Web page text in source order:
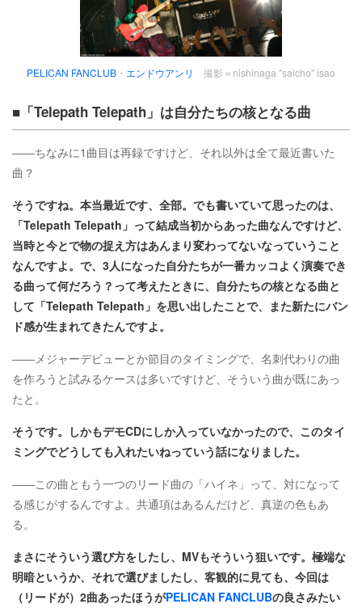
PELICAN FANCLUB ・ エンドウアンリ 撮影＝nishinaga "saicho" isao
■「Telepath Telepath」は自分たちの核となる曲
――ちなみに1曲目は再録ですけど、それ以外は全て最近書いた
曲？
そうですね。本当最近です、全部。でも書いていて思ったのは、
「Telepath Telepath」って結成当初からあった曲なんですけど、
当時と今とで物の捉え方はあんまり変わってないなっていうこと
なんですよ。で、3人になった自分たちが一番カッコよく演奏でき
る曲って何だろう？って考えたときに、自分たちの核となる曲と
して「Telepath Telepath」を思い出したことで、また新たにバン
ド感が生まれてきたんですよ。
――メジャーデビューとか節目のタイミングで、名刺代わりの曲
を作ろうと試みるケースは多いですけど、そういう曲が既にあっ
たと。
そうです。しかもデモCDにしか入っていなかったので、このタイ
ミングでどうしても入れたいねっていう話になりました。
――この曲ともう一つのリード曲の「ハイネ」って、対になって
る感じがするんですよ。共通項はあるんだけど、真逆の色もあ
る。
まさにそういう選び方をしたし、MVもそういう狙いです。極端な
明暗というか、それで選びましたし、客観的に見ても、今回は
（リードが）2曲あったほうがPELICAN FANCLUBの良さみたい